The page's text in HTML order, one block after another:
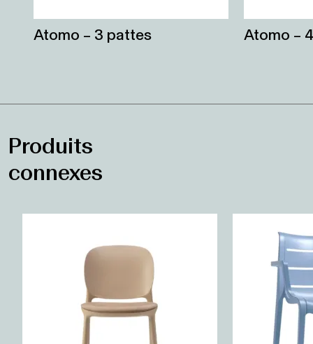
Atomo – 3 pattes Atomo –
Produits
connexes